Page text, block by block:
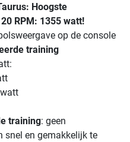
Hoogste
RPM: 1355 watt!
op de console
training
training: geen
en gemakkelijk te